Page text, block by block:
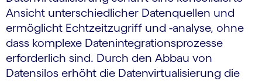
Ansicht unterschiedlicher Datenquellen und
ermöglicht Echtzeitzugriff und -analyse, ohne
dass komplexe Datenintegrationsprozesse
erforderlich sind. Durch den Abbau von
Datensilos erhöht die Datenvirtualisierung die